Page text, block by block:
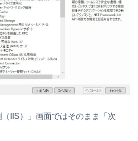
（IIS）」画面ではそのまま「次